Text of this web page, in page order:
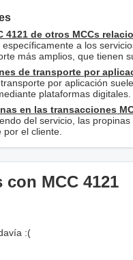
4121 de otros MCCs
a los
más amplios, que tienen
de transporte por
por aplicación
plataformas digitales.
en las transacciones
del servicio, las
el cliente.
MCC 4121
:(